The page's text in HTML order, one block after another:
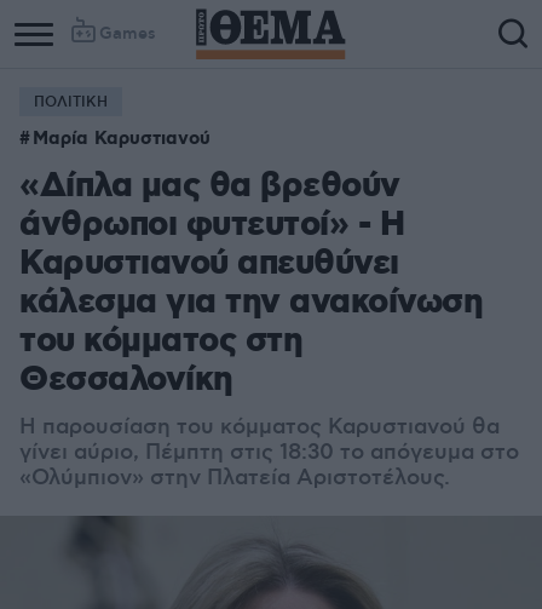
Games
ΠΟΛΙΤΙΚΗ
Μαρία Καρυστιανού
«Δίπλα μας θα βρεθούν
άνθρωποι φυτευτοί» - Η
Καρυστιανού απευθύνει
κάλεσμα για την ανακοίνωση
του κόμματος στη
Θεσσαλονίκη
Η παρουσίαση του κόμματος Καρυστιανού θα
γίνει αύριο, Πέμπτη στις 18:30 το απόγευμα στο
«Ολύμπιον» στην Πλατεία Αριστοτέλους.